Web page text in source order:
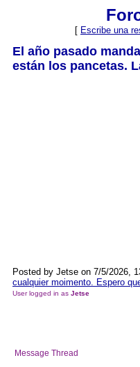
[ Escribe una
El año pasado
están los pancetas.
Posted by Jetse on 7/5/2026,
cualquier moimento. Espero
User logged in as Jetse
Message Thread